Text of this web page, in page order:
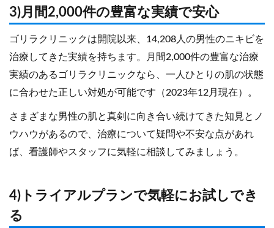
3)月間2,000件の豊富な実績で安心
ゴリラクリニックは開院以来、14,208人の男性のニキビを
治療してきた実績を持ちます。月間2,000件の豊富な治療
実績のあるゴリラクリニックなら、一人ひとりの肌の状態
に合わせた正しい対処が可能です（2023年12月現在）。
さまざまな男性の肌と真剣に向き合い続けてきた知見とノ
ウハウがあるので、治療について疑問や不安な点があれ
ば、看護師やスタッフに気軽に相談してみましょう。
4)トライアルプランで気軽にお試しでき
る